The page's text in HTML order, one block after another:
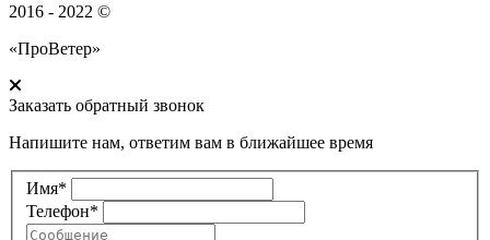
2016 - 2022 ©
«ПроВетер»
Заказать обратный звонок
Напишите нам, ответим вам в ближайшее время
Имя*
Телефон*